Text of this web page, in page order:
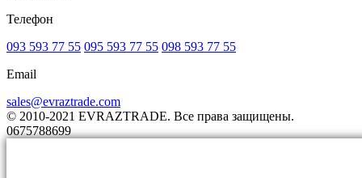
Телефон
093 593 77 55 095 593 77 55 098 593 77 55
Email
sales@evraztrade.com
© 2010-2021 EVRAZTRADE. Все права защищены.
0675788699